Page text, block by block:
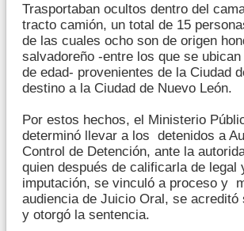
Trasportaban ocultos dentro del
tracto camión, un total de 15
de las cuales ocho son de origen
salvadoreño -entre los que se
de edad- provenientes de la Ciudad
destino a la Ciudad de Nuevo León.
Por estos hechos, el Ministerio
determinó llevar a los detenidos a
Control de Detención, ante la
quien después de calificarla de legal
imputación, se vinculó a proceso y
audiencia de Juicio Oral, se acreditó
y otorgó la sentencia.